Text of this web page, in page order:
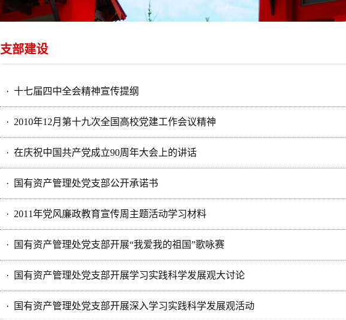
支部建设
· 十七届四中全会精神宣传提纲
· 2010年12月第十九次全国高校党建工作会议精神
· 在庆祝中国共产党成立90周年大会上的讲话
· 国有资产管理处党支部公开承诺书
· 2011年党风廉政教育宣传周主题活动学习材料
· 国有资产管理处党支部开展“我爱我的祖国”歌咏赛
· 国有资产管理处党支部开展学习实践科学发展观大讨论
· 国有资产管理处党支部开展深入学习实践科学发展观活动